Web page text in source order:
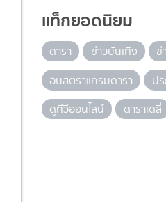
แท็กยอดนิยม
ดารา ข่าวบันเทิง ข่
อินสตราแกรมดารา
ป
ดูทีวีออนไลน์
ดาราเดลี่